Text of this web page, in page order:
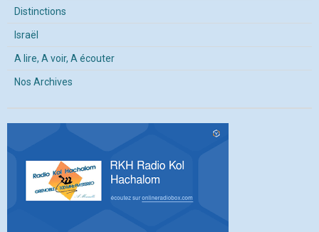
Distinctions
Israël
A lire, A voir, A écouter
Nos Archives